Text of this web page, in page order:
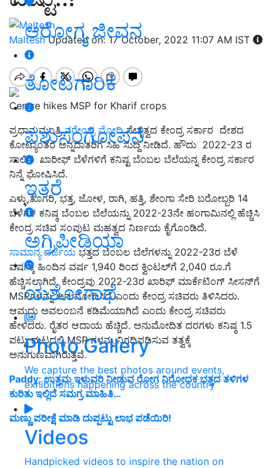
ಆರೋಗ್ಯ ಜೀವನ
ತೋಟಗಾರಿಕೆ
ಪಶುಸಂಗೋಪನೆ
ಇತರೆ
ಅಗ್ರಿಪೀಡಿಯಾ
ಯಶೋಗಾಥೆ
Photo Gallery
We capture the best photos around events,
exhibitions happening across the country
Videos
Handpicked videos to inspire the nation on
MalteshUpdated on: 17 October, 2022 11:07 AM IST
Centre hikes MSP for Kharif crops
ಪ್ರಧಾನ ಮಂತ್ರಿನರೇಂದ್ರ ಮೋದಿನೇತೃತ್ವದ ಕೇಂದ್ರ ಸರ್ಕಾರ ದೇಶದ
ಕೋಟ್ಯಾಂತರ ಅನ್ನದಾತರಿಗೆ ಸಿಹಿ ಸುದ್ದಿ ನೀಡಿದೆ. ಹೌದು 2022-23 ರ
ಸಾಲಿನ ಖಾರೀಫ್‌ ಬೆಳೆಗಳಿಗೆ ಕನಿಷ್ಟ ಬೆಂಬಲ ಬೆಲೆಯನ್ನ ಕೇಂದ್ರ ಸರ್ಕಾರ
ನಿನ್ನೆ ಘೋಷಿಸಿದೆ.
ಎಳ್ಳು,ತೊಗರಿ, ಭತ್ತ, ಜೋಳ, ರಾಗಿ, ಹತ್ತಿ, ಶೇಂಗಾ ಸೇರಿ ಬರೋಬ್ಬರಿ 14
ಬೆಳೆಗಳ ಕನಿಷ್ಠ ಬೆಂಬಲ ಬೆಲೆಯನ್ನು 2022-23ನೇ ಹಂಗಾಮಿನಲ್ಲಿ ಹೆಚ್ಚಿಸಿ
ಕೇಂದ್ರ ಸಚಿವ ಸಂಪುಟ ಮಹತ್ವದ ನಿರ್ಣಯ ಕೈಗೊಂಡಿದೆ.
ಸಾಮಾನ್ಯ ದರ್ಜೆಯ ಭತ್ತದ ಬೆಂಬಲ ಬೆಲೆಗಳನ್ನು 2022-23ರ ಬೆಳೆ
ವರ್ಷಕ್ಕೆ ಹಿಂದಿನ ವರ್ಷ 1,940 ರಿಂದ ಕ್ವಿಂಟಲ್‌ಗೆ 2,040 ರೂ.ಗೆ
ಹೆಚ್ಚಿಸಲಾಗಿದೆ. ಕೇಂದ್ರವು 2022-23ರ ಖಾರಿಫ್ ಮಾರ್ಕೆಟಿಂಗ್ ಸೀಸನ್‌ಗೆ
MSPಗಳನ್ನು ಅನುಮೋದಿಸಿದೆ ಎಂದು ಕೇಂದ್ರ ಸಚಿವರು ತಿಳಿಸಿದರು.
ಆಮದು ಅವಲಂಬನೆ ಕಡಿಮೆಯಾಗಿದೆ ಎಂದು ಕೇಂದ್ರ ಸಚಿವರು
ಹೇಳಿದರು. ರೈತರ ಆದಾಯ ಹೆಚ್ಚಿದೆ. ಅನುಮೋದಿತ ದರಗಳು ಕನಿಷ್ಠ 1.5
ಪಟ್ಟು ಮಟ್ಟದಲ್ಲಿ MSP ಗಳನ್ನು ನಿಗದಿಪಡಿಸುವ ತತ್ವಕ್ಕೆ
ಅನುಗುಣವಾಗಿರುತ್ತವೆ.
Paddy: ಉತ್ತಮ ಇಳುವರಿ ನೀಡುವ ರೋಗ ನಿರೋಧಕ ಭತ್ತದ ತಳಿಗಳ
ಕುರಿತು ಇಲ್ಲಿದೆ ಸಮಗ್ರ ಮಾಹಿತಿ…
ಮಣ್ಣು ಪರೀಕ್ಷೆ ಮಾಡಿ ದುಪ್ಪಟ್ಟು ಲಾಭ ಪಡೆಯಿರಿ!